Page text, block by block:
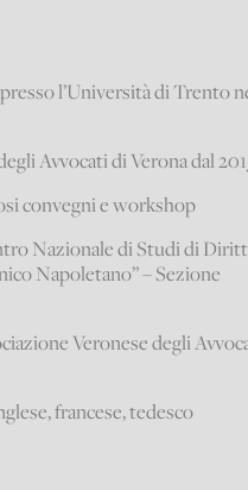
l’Università di Trento
Avvocati di Verona dal
convegni e workshop
Nazionale di Studi di
Napoletano” – Sezione
Veronese degli
francese, tedesco